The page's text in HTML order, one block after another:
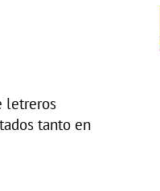
letreros
tanto en